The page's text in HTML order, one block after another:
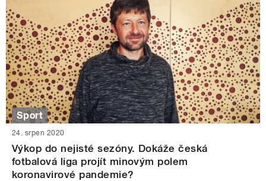
Sport
24. srpen 2020
Výkop do nejisté sezóny. Dokáže česká
fotbalová liga projít minovým polem
koronavirové pandemie?